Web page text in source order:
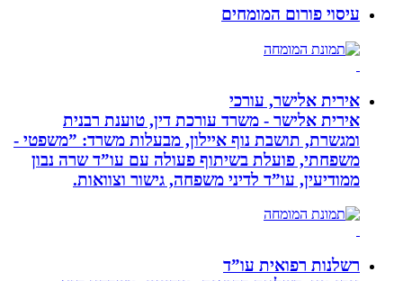
עיסוי פורום המומחים
אירית אלישר, עורכי
אירית אלישר - משרד עורכת דין, טוענת רבנית
ומגשרת, תושבת נוף איילון, מבעלות משרד: ”משפטי -
משפחתי, פועלת בשיתוף פעולה עם עו”ד שרה נבון
ממודיעין, עו”ד לדיני משפחה, גישור וצוואות.
רשלנות רפואית עו”ד